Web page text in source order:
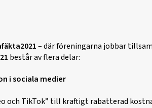
– där föreningarna jobbar
består av flera delar:
i sociala medier
och TikTok” till kraftigt rabatterad